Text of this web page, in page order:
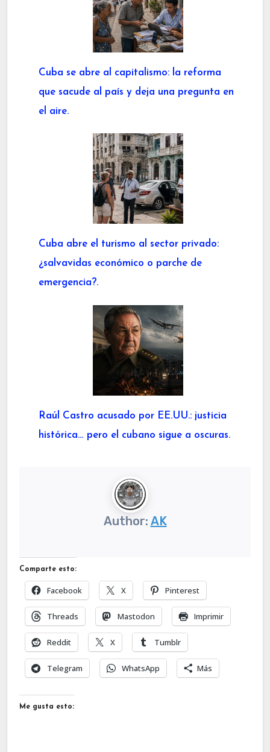
Cuba se abre al capitalismo: la reforma
que sacude al país y deja una pregunta en
el aire.
Cuba abre el turismo al sector privado:
¿salvavidas económico o parche de
emergencia?.
Raúl Castro acusado por EE.UU.: justicia
histórica… pero el cubano sigue a oscuras.
Author: AK
Comparte esto:
Facebook X Pinterest
Threads Mastodon Imprimir
Reddit X Tumblr
Telegram WhatsApp Más
Me gusta esto: